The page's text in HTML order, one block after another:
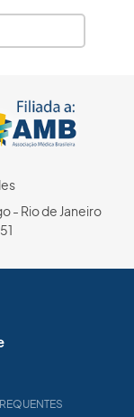
- Rio de Janeiro